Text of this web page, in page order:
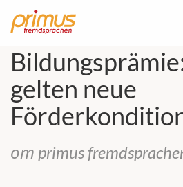
gelten neue
от primus